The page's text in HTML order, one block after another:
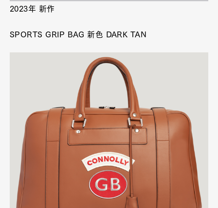
集めている。
SPORTS GRIP BAG 新色 DARK TAN